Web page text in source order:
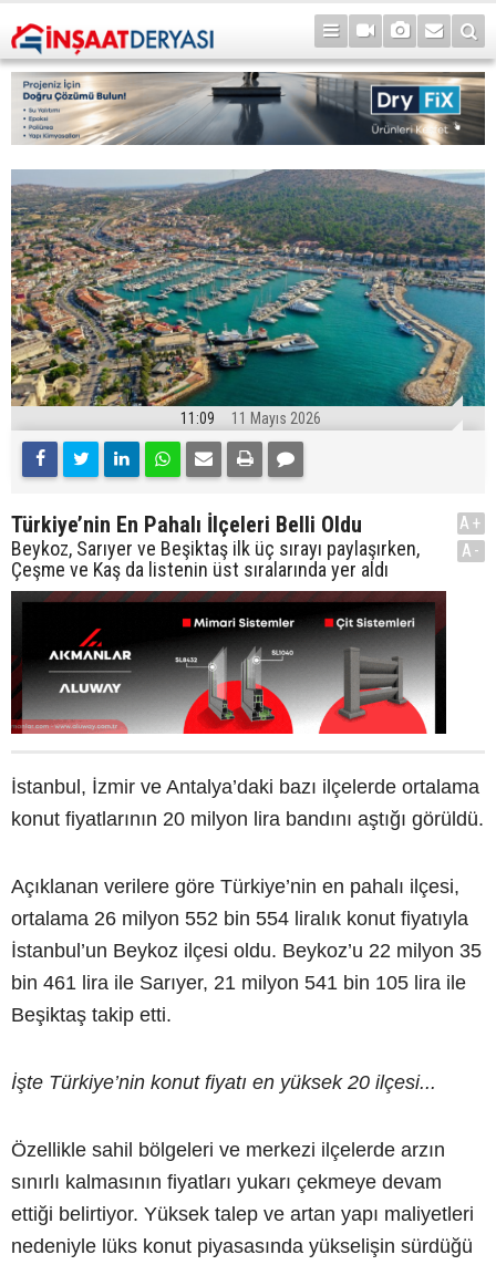
11:09 11 Mayıs 2026
Türkiye’nin En Pahalı İlçeleri Belli Oldu
Beykoz, Sarıyer ve Beşiktaş ilk üç sırayı paylaşırken,
Çeşme ve Kaş da listenin üst sıralarında yer aldı
A+
A-
İstanbul, İzmir ve Antalya’daki bazı ilçelerde ortalama
konut fiyatlarının 20 milyon lira bandını aştığı görüldü.
Açıklanan verilere göre Türkiye’nin en pahalı ilçesi,
ortalama 26 milyon 552 bin 554 liralık konut fiyatıyla
İstanbul’un Beykoz ilçesi oldu. Beykoz’u 22 milyon 35
bin 461 lira ile Sarıyer, 21 milyon 541 bin 105 lira ile
Beşiktaş takip etti.
İşte Türkiye’nin konut fiyatı en yüksek 20 ilçesi...
Özellikle sahil bölgeleri ve merkezi ilçelerde arzın
sınırlı kalmasının fiyatları yukarı çekmeye devam
ettiği belirtiyor. Yüksek talep ve artan yapı maliyetleri
nedeniyle lüks konut piyasasında yükselişin sürdüğü